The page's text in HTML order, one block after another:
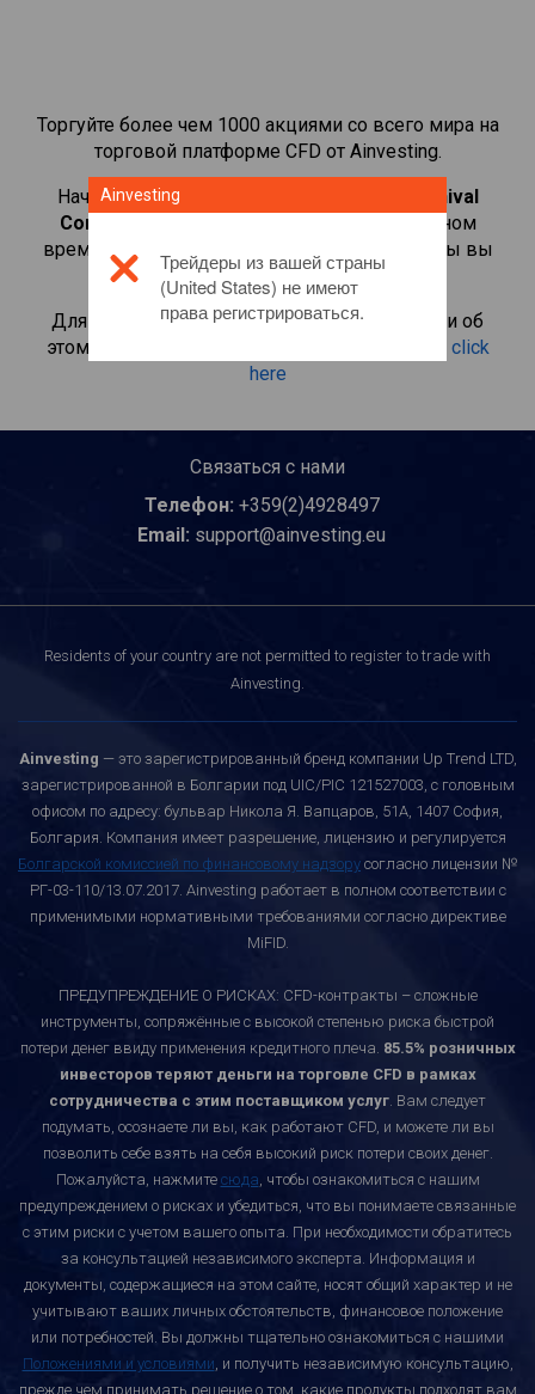
Торгуйте более чем 1000 акциями со всего мира на
торговой платформе CFD от Ainvesting.
Начать торговать CFD-контрактами на
Carnival
Corp.
. Просматривайте котировки в реальном
времени и получайте дивиденды, как если бы вы
владели самой акцией.
Для получения дополнительной информации об
этом инвестиционном продукте, пожалуйста click
here
Связаться с нами
Телефон: +359(2)4928497
Email: support@ainvesting.eu
Residents of your country are not permitted to register to trade with
Ainvesting.
Ainvesting — это зарегистрированный бренд компании Up Trend LTD,
зарегистрированной в Болгарии под UIC/PIC 121527003, с головным
офисом по адресу: бульвар Никола Я. Вапцаров, 51A, 1407 София,
Болгария. Компания имеет разрешение, лицензию и регулируется
Болгарской комиссией по финансовому надзору согласно лицензии №
РГ-03-110/13.07.2017. Ainvesting работает в полном соответствии с
применимыми нормативными требованиями согласно директиве
MiFID.
ПРЕДУПРЕЖДЕНИЕ О РИСКАХ: CFD-контракты – сложные
инструменты, сопряжённые с высокой степенью риска быстрой
потери денег ввиду применения кредитного плеча. 85.5% розничных
инвесторов теряют деньги на торговле CFD в рамках
сотрудничества с этим поставщиком услуг. Вам следует
подумать, осознаете ли вы, как работают CFD, и можете ли вы
позволить себе взять на себя высокий риск потери своих денег.
Пожалуйста, нажмите сюда, чтобы ознакомиться с нашим
предупреждением о рисках и убедиться, что вы понимаете связанные
с этим риски с учетом вашего опыта. При необходимости обратитесь
за консультацией независимого эксперта. Информация и
документы, содержащиеся на этом сайте, носят общий характер и не
учитывают ваших личных обстоятельств, финансовое положение
или потребностей. Вы должны тщательно ознакомиться с нашими
Положениями и условиями, и получить независимую консультацию,
прежде чем принимать решение о том, какие продукты подходят вам
Ainvesting
Трейдеры из вашей страны
(United States) не имеют
права регистрироваться.